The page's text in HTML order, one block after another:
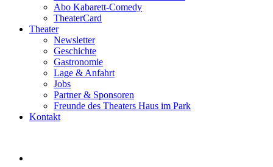
Abo Kabarett-Comedy
TheaterCard
Theater
Newsletter
Geschichte
Gastronomie
Lage & Anfahrt
Jobs
Partner & Sponsoren
Freunde des Theaters Haus im Park
Kontakt